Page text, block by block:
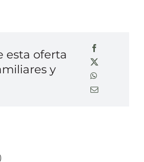
esta oferta
y